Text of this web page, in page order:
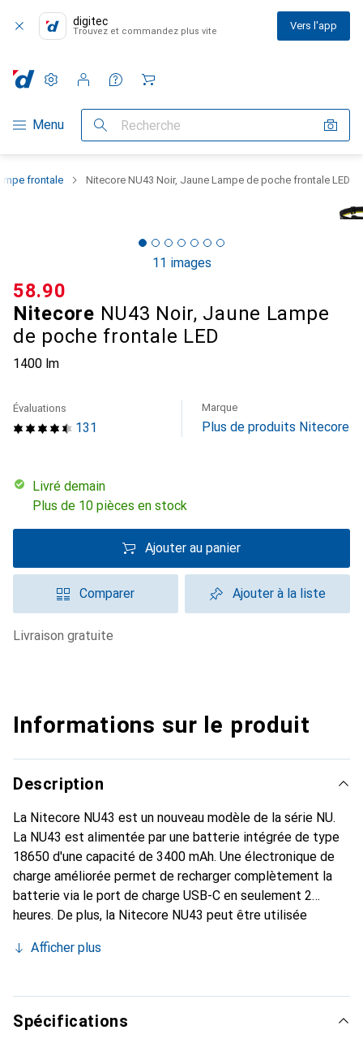
digitec
Trouvez et commandez plus vite Vers l'app
Navigation par catégorie
Menu Recherche
Paramètres
Compte client
Listes de comparaison
Listes d'envies
Panier
frontale Nitecore NU43 Noir, Jaune Lampe de poche frontale LED
11 images
Nitecore NU43 Noir, Jaune Lampe
de poche frontale LED
1400 lm
CHF
58.90
131
Évaluations Marque
Plus de produits Nitecore
Livré demain
Plus de 10 pièces en stock
Ajouter au panier
Comparer Ajouter à la liste
livraison gratuite
Informations sur le produit
Description
La Nitecore NU43 est un nouveau modèle de la série NU.
La NU43 est alimentée par une batterie intégrée de type
18650 d'une capacité de 3400 mAh. Une électronique de
charge améliorée permet de recharger complètement la
batterie via le port de charge USB-C en seulement 2
heures. De plus, la Nitecore NU43 peut être utilisée
disponible, pouvant être fixé au bandeau. Le boîtier est en
d'obtenir un poids léger - la NU43 est actuellement la
lampe frontale la plus légère avec une batterie 18650. Le
bandeau de 32 mm de large assure un confort de port
Afficher plus
Spécifications